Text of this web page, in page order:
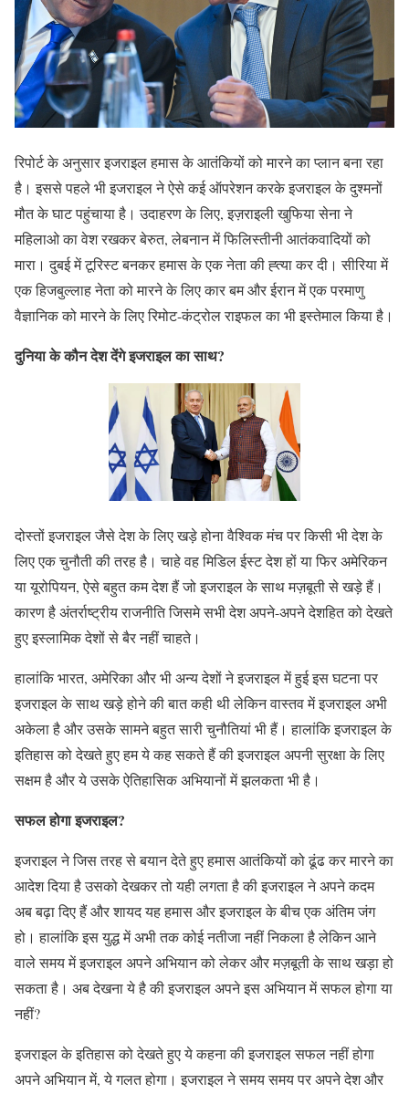
रिपोर्ट के अनुसार इजराइल हमास के आतंकियों को मारने का प्लान बना रहा
है। इससे पहले भी इजराइल ने ऐसे कई ऑपरेशन करके इजराइल के दुश्मनों
मौत के घाट पहुंचाया है। उदाहरण के लिए, इज़राइली खुफिया सेना ने
महिलाओ का वेश रखकर बेरुत, लेबनान में फिलिस्तीनी आतंकवादियों को
मारा। दुबई में टूरिस्ट बनकर हमास के एक नेता की ह्त्या कर दी। सीरिया में
एक हिजबुल्लाह नेता को मारने के लिए कार बम और ईरान में एक परमाणु
वैज्ञानिक को मारने के लिए रिमोट-कंट्रोल राइफल का भी इस्तेमाल किया है।
दुनिया के कौन देश देंगे इजराइल का साथ?
दोस्तों इजराइल जैसे देश के लिए खड़े होना वैश्विक मंच पर किसी भी देश के
लिए एक चुनौती की तरह है। चाहे वह मिडिल ईस्ट देश हों या फिर अमेरिकन
या यूरोपियन, ऐसे बहुत कम देश हैं जो इजराइल के साथ मज़बूती से खड़े हैं।
कारण है अंतर्राष्ट्रीय राजनीति जिसमे सभी देश अपने-अपने देशहित को देखते
हुए इस्लामिक देशों से बैर नहीं चाहते।
हालांकि भारत, अमेरिका और भी अन्य देशों ने इजराइल में हुई इस घटना पर
इजराइल के साथ खड़े होने की बात कही थी लेकिन वास्तव में इजराइल अभी
अकेला है और उसके सामने बहुत सारी चुनौतियां भी हैं। हालांकि इजराइल के
इतिहास को देखते हुए हम ये कह सकते हैं की इजराइल अपनी सुरक्षा के लिए
सक्षम है और ये उसके ऐतिहासिक अभियानों में झलकता भी है।
सफल होगा इजराइल?
इजराइल ने जिस तरह से बयान देते हुए हमास आतंकियों को ढूंढ कर मारने का
आदेश दिया है उसको देखकर तो यही लगता है की इजराइल ने अपने कदम
अब बढ़ा दिए हैं और शायद यह हमास और इजराइल के बीच एक अंतिम जंग
हो। हालांकि इस युद्ध में अभी तक कोई नतीजा नहीं निकला है लेकिन आने
वाले समय में इजराइल अपने अभियान को लेकर और मज़बूती के साथ खड़ा हो
सकता है। अब देखना ये है की इजराइल अपने इस अभियान में सफल होगा या
नहीं?
इजराइल के इतिहास को देखते हुए ये कहना की इजराइल सफल नहीं होगा
अपने अभियान में, ये गलत होगा। इजराइल ने समय समय पर अपने देश और